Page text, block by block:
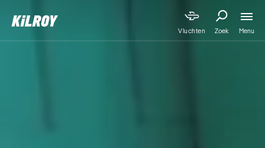
Vluchten Zoek Menu